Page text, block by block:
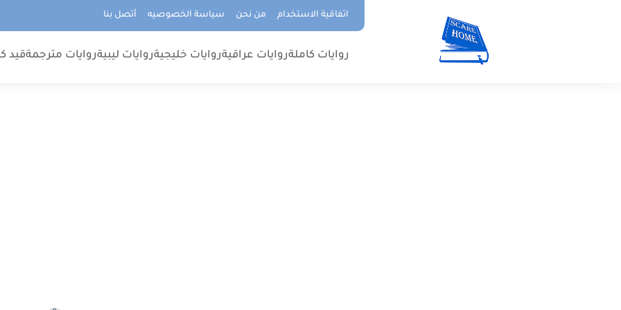
اتفاقية الاستخدام من نحن سياسة الخصوصيه أتصل بنا
روايات كاملةروايات عراقيةروايات خليجيةروايات ليبيةروايات مترجمةقيد